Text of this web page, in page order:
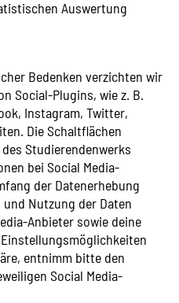
Auswertung
Bedenken verzichten wir
Social-Plugins, wie z. B.
Instagram, Twitter,
Die Schaltflächen
Studierendenwerks
bei Social Media-
der Datenerhebung
Nutzung der Daten
Anbieter sowie deine
entnimm bitte den
Social Media-